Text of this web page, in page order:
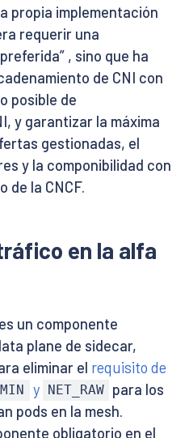
propia implementación
requerir una
, sino que ha
de CNI con
posible de
y garantizar la máxima
gestionadas, el
y la componibilidad con
de la CNCF.
en la alfa
es un componente
plane de sidecar,
eliminar el requisito de
y NET_RAW para los
pods en la mesh.
obligatorio en el